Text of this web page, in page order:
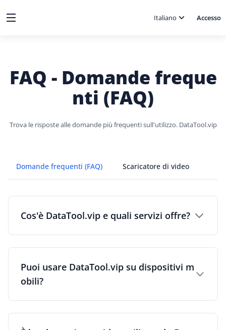
Italiano Accesso
FAQ - Domande freque
nti (FAQ)
Trova le risposte alle domande più frequenti sull'utilizzo. DataTool.vip
Domande frequenti (FAQ) Scaricatore di video
Cos'è DataTool.vip e quali servizi offre?
Puoi usare DataTool.vip su dispositivi m
obili?